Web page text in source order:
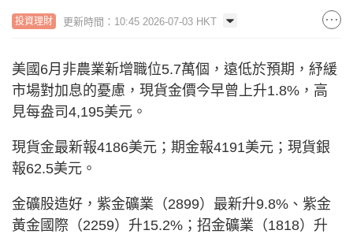
投資理財 更新時間：10:45 2026-07-03 HKT
美國6月非農業新增職位5.7萬個，遠低於預期，紓緩
市場對加息的憂慮，現貨金價今早曾上升1.8%，高
見每盎司4,195美元。
現貨金最新報4186美元；期金報4191美元；現貨銀
報62.5美元。
金礦股造好，紫金礦業（2899）最新升9.8%、紫金
黃金國際（2259）升15.2%；招金礦業（1818）升